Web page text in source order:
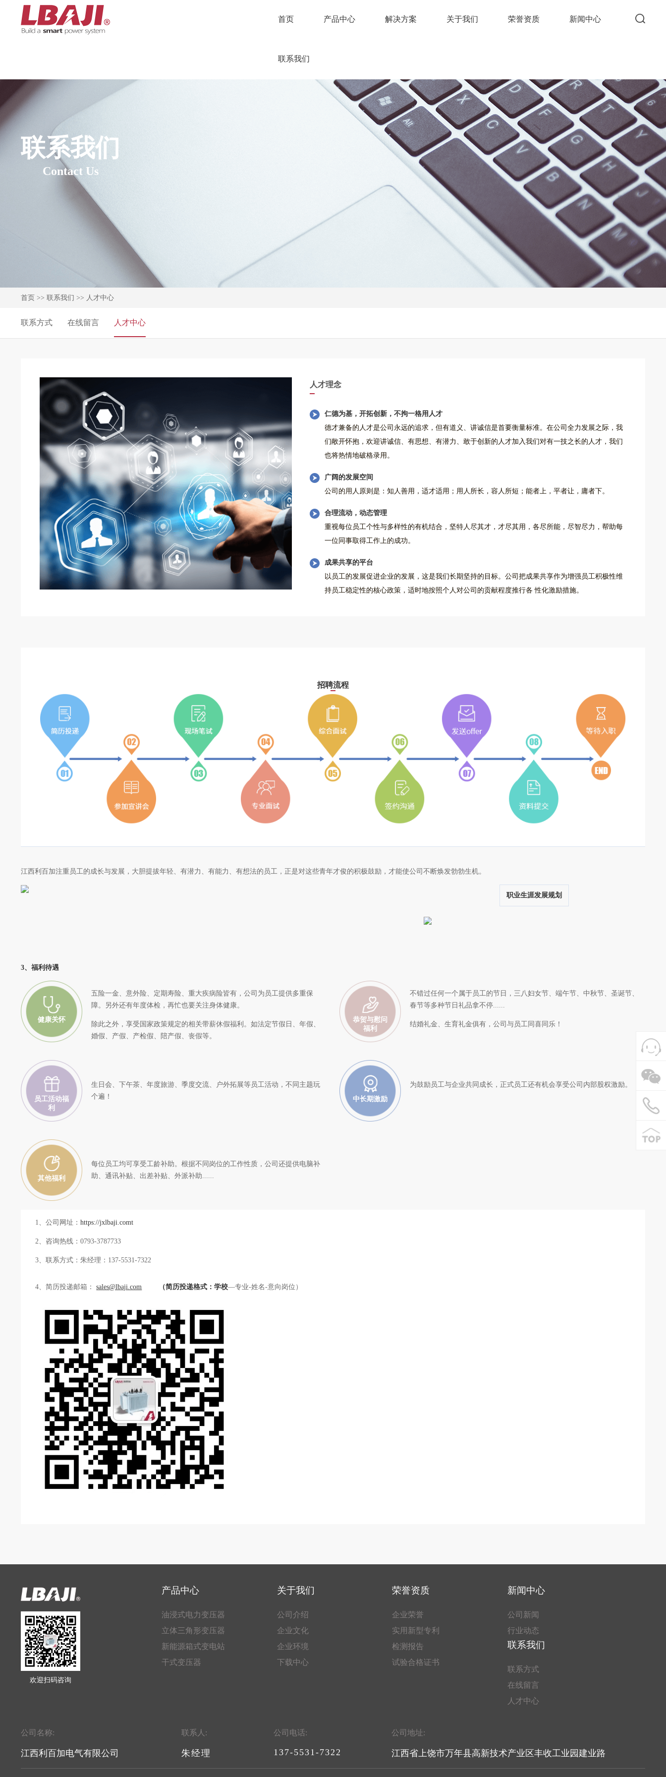
首页 产品中心 解决方案 关于我们 荣誉资质 新闻中心
联系我们
联系我们
Contact Us
首页 >> 联系我们 >> 人才中心
联系方式 在线留言 人才中心
人才理念
仁德为基，开拓创新，不拘一格用人才
德才兼备的人才是公司永远的追求，但有道义、讲诚信是首要衡量标准。在公司全力发展之际，我
们敞开怀抱，欢迎讲诚信、有思想、有潜力、敢于创新的人才加入我们对有一技之长的人才，我们
也将热情地破格录用。
广阔的发展空间
公司的用人原则是：知人善用，适才适用；用人所长，容人所短；能者上，平者让，庸者下。
合理流动，动态管理
重视每位员工个性与多样性的有机结合，坚特人尽其才，才尽其用，各尽所能，尽智尽力，帮助每
一位同事取得工作上的成功。
成果共享的平台
以员工的发展促进企业的发展，这是我们长期坚持的目标。公司把成果共享作为增强员工积极性维
持员工稳定性的核心政策，适时地按照个人对公司的贡献程度推行各 性化激励措施。
招聘流程
江西利百加注重员工的成长与发展，大胆提拔年轻、有潜力、有能力、有想法的员工，正是对这些青年才俊的积极鼓励，才能使公司不断焕发勃勃生机。
职业生涯发展规划
3、福利待遇
健康关怀
五险一金、意外险、定期寿险、重大疾病险皆有，公司为员工提供多重保
障。另外还有年度体检，再忙也要关注身体健康。
除此之外，享受国家政策规定的相关带薪休假福利。如法定节假日、年假、
婚假、产假、产检假、陪产假、丧假等。
恭贺与慰问
福利
不错过任何一个属于员工的节日，三八妇女节、端午节、中秋节、圣诞节、
春节等多种节日礼品拿不停......
结婚礼金、生育礼金俱有，公司与员工同喜同乐！
员工活动福
利
生日会、下午茶、年度旅游、季度交流、户外拓展等员工活动，不同主题玩
个遍！
中长期激励
为鼓励员工与企业共同成长，正式员工还有机会享受公司内部股权激励。
其他福利
每位员工均可享受工龄补助。根据不同岗位的工作性质，公司还提供电脑补
助、通讯补贴、出差补贴、外派补助......
1、公司网址：https://jxlbaji.comt
2、咨询热线：0793-3787733
3、联系方式：朱经理：137-5531-7322
4、简历投递邮箱：sales@lbaji.com （简历投递格式：学校—专业-姓名-意向岗位）
欢迎扫码咨询
产品中心
油浸式电力变压器
立体三角形变压器
新能源箱式变电站
干式变压器
关于我们
公司介绍
企业文化
企业环境
下载中心
荣誉资质
企业荣誉
实用新型专利
检测报告
试验合格证书
新闻中心
公司新闻
行业动态
联系我们
联系方式
在线留言
人才中心
公司名称:
江西利百加电气有限公司
联系人:
朱经理
公司电话:
137-5531-7322
公司地址:
江西省上饶市万年县高新技术产业区丰收工业园建业路